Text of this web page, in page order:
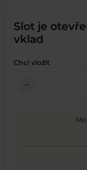
Slot je
vklad
Chci vložit
check_indeterminate_small